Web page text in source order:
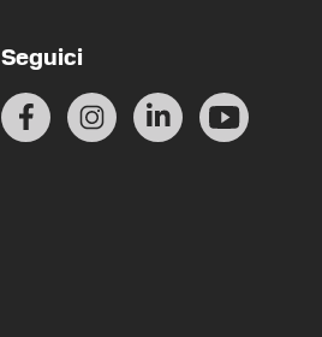
Seguici